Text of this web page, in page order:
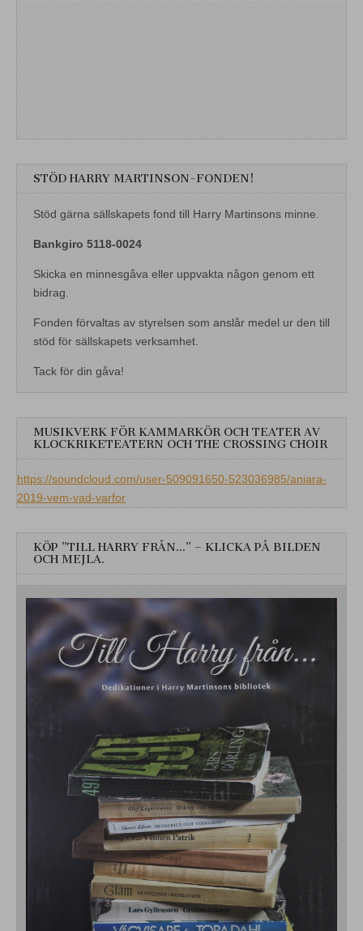
STÖD HARRY MARTINSON-FONDEN!
Stöd gärna sällskapets fond till Harry Martinsons minne.
Bankgiro 5118-0024
Skicka en minnesgåva eller uppvakta någon genom ett
bidrag.
Fonden förvaltas av styrelsen som anslår medel ur den till
stöd för sällskapets verksamhet.
Tack för din gåva!
MUSIKVERK FÖR KAMMARKÖR OCH TEATER AV
KLOCKRIKETEATERN OCH THE CROSSING CHOIR
https://soundcloud.com/user-509091650-523036985/aniara-
2019-vem-vad-varfor
KÖP ”TILL HARRY FRÅN…” – KLICKA PÅ BILDEN
OCH MEJLA.